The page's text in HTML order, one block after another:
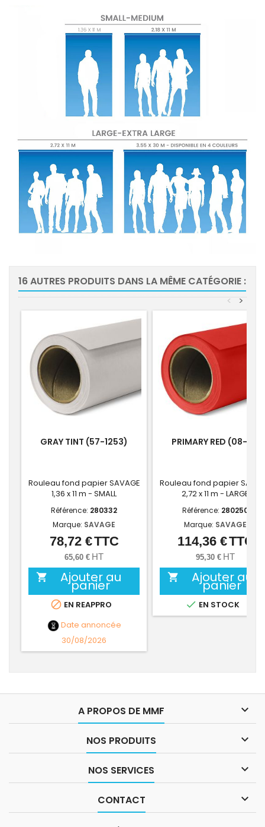
16 AUTRES PRODUITS DANS LA MÊME CATÉGORIE :
>
<
GRAY TINT (57-1253)
Rouleau fond papier SAVAGE
1,36 x 11 m - SMALL
Référence: 280332
Marque: SAVAGE
Prix
78,72 €TTC
65,60 € HT
 Ajouter au
panier
 EN REAPPRO
Date annoncée
30/08/2026
PRIMARY RED (08-12)
Rouleau fond papier
2,72 x 11 m - LARGE
Référence: 280250
Marque: SAVAGE
Prix
114,36 €TTC
95,30 € HT
 Ajouter au
panier
 EN STOCK
A PROPOS DE MMF 
NOS PRODUITS 
NOS SERVICES 
CONTACT 